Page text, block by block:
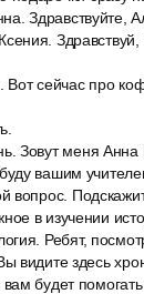
Здравствуйте,
Здравствуй,
Вот сейчас про
Зовут меня Анна
вашим
вопрос.
в изучении
Ребят,
видите здесь
вам будет